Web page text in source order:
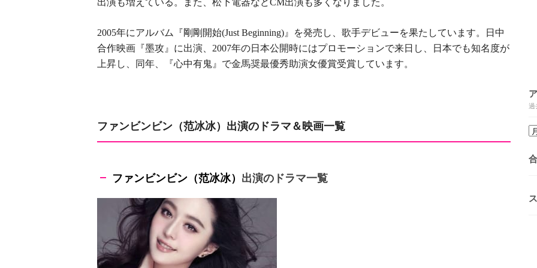
CM
2005年にアルバム『剛剛開始(Just Beginning) 』を発売し、歌手デビューを果たしています。日中
合作映画『墨攻』に出演、
2007年の日本公開時にはプロモーションで来日し、日本でも知名度が
上昇し、同年、『心中有鬼』で金馬奨最優秀助演女優賞受賞しています。
ファンビンビン（范冰冰）出演のドラマ＆映画一覧
ファンビンビン（范冰冰） 出演のドラマ一覧
過